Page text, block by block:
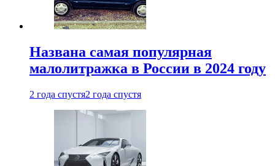
Названа самая популярная
малолитражка в России в 2024 году
2 года спустя2 года спустя